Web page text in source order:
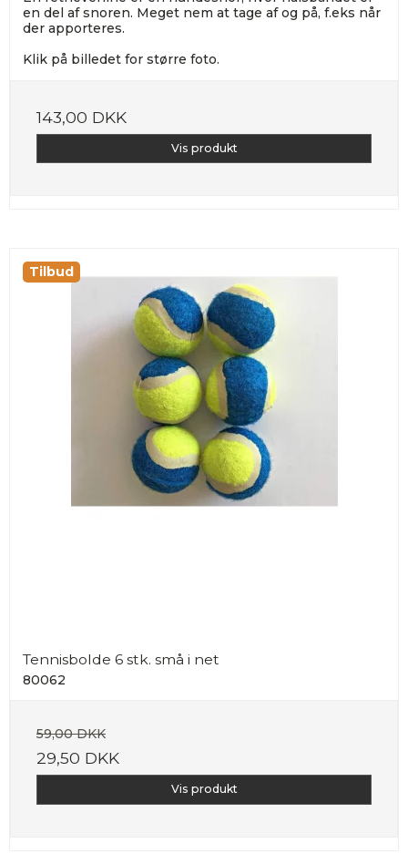
en del af snoren. Meget nem at tage af og på, f.eks når
der apporteres.
Klik på billedet for større foto.
143,00 DKK
Vis produkt
Tilbud
Tennisbolde 6 stk. små i net
80062
59,00 DKK
29,50 DKK
Vis produkt